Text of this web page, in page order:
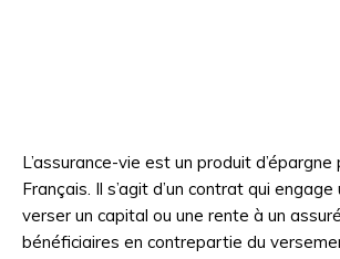
L’assurance-vie est un produit
Français. Il s’agit d’un contrat qui
verser un capital ou une rente à un
bénéficiaires en contrepartie du